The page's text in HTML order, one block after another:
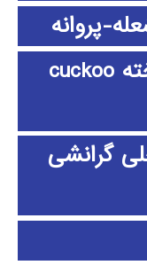
پروانه
الگوریتم جستجوی فاخته cuckoo
گرانشی